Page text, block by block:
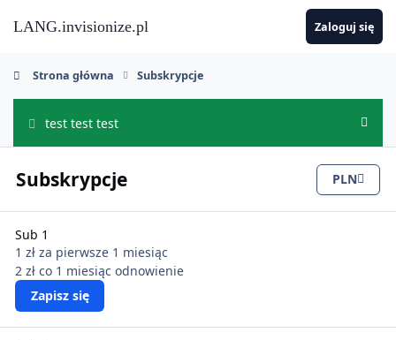
LANG.invisionize.pl Zaloguj się
Strona główna Subskrypcje
test test test Ukryj
Subskrypcje PLN
Sub 1
1 zł za pierwsze 1 miesiąc
2 zł co 1 miesiąc odnowienie
Zapisz się